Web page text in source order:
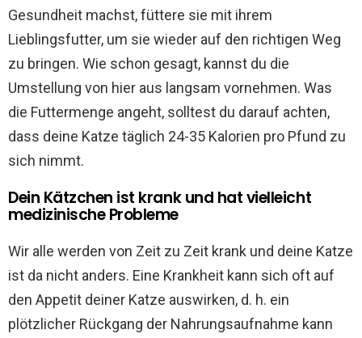
Gesundheit machst, füttere sie mit ihrem
Lieblingsfutter, um sie wieder auf den richtigen Weg
zu bringen. Wie schon gesagt, kannst du die
Umstellung von hier aus langsam vornehmen. Was
die Futtermenge angeht, solltest du darauf achten,
dass deine Katze täglich 24-35 Kalorien pro Pfund zu
sich nimmt.
Dein Kätzchen ist krank und hat vielleicht
medizinische Probleme
Wir alle werden von Zeit zu Zeit krank und deine Katze
ist da nicht anders. Eine Krankheit kann sich oft auf
den Appetit deiner Katze auswirken, d. h. ein
plötzlicher Rückgang der Nahrungsaufnahme kann